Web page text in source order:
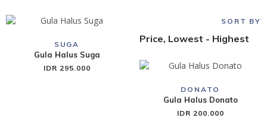
SORT BY
Price, Lowest - Highest
SUGA
Gula Halus Suga
IDR 295.000
DONATO
Gula Halus Donato
IDR 200.000